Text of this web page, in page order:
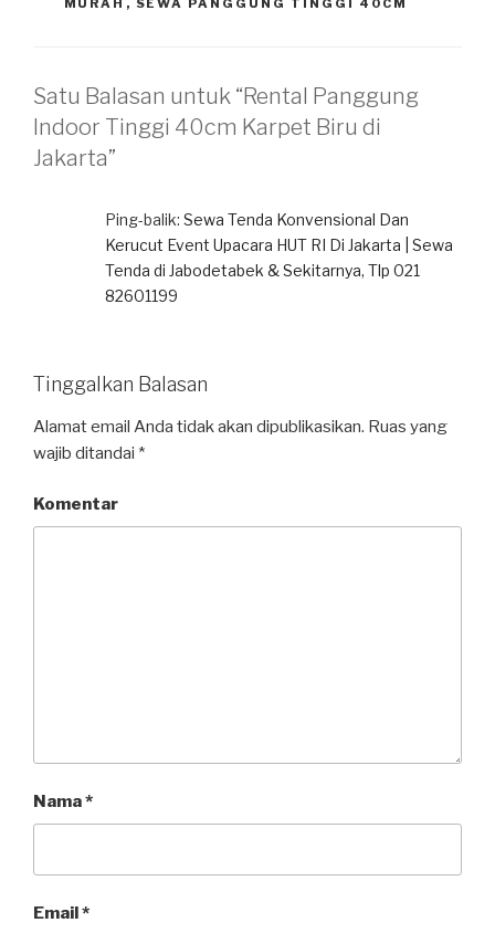
MURAH , SEWA PANGGUNG TINGGI 40CM
Satu Balasan untuk “Rental Panggung
Indoor Tinggi 40cm Karpet Biru di
Jakarta”
Ping-balik: Sewa Tenda Konvensional Dan
Kerucut Event Upacara HUT RI Di Jakarta | Sewa
Tenda di Jabodetabek & Sekitarnya, Tlp 021
82601199
Tinggalkan Balasan
Alamat email Anda tidak akan dipublikasikan. Ruas yang
wajib ditandai *
Komentar
Nama*
Email*